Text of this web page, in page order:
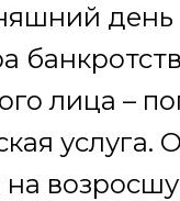
день
лица –
услуга.
на